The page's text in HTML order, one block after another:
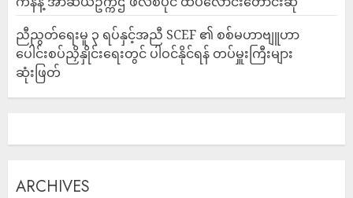
ညီညွတ်ရေးမူ ၃ ရပ်နှင့်အညီ SCEF ၏ စစ်မဟာဗျူဟာ
ပေါင်းစပ်ညှိနှိုင်းရေးတွင် ပါဝင်နိုင်ရန် တပ်မှူးကြီးများ
ဆုံးဖြတ်
ARCHIVES